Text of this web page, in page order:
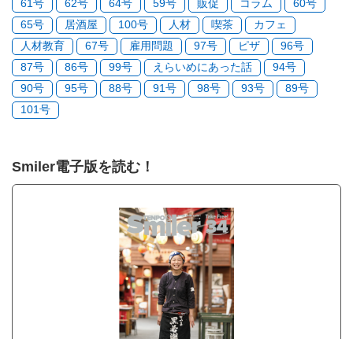
61号
62号 64号 59号 販促 コラム
60号
65号
居酒屋 100号 人材 喫茶
カフェ
人材教育
67号 雇用問題 97号 ピザ
96号
87号
86号 99号 えらいめにあった話
94号
90号
95号 88号 91号 98号 93号
89号
101号
Smiler電子版を読む！